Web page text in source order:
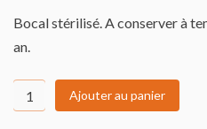
Bocal stérilisé. A conserver à
an.
quantité
de
Ajouter au panier